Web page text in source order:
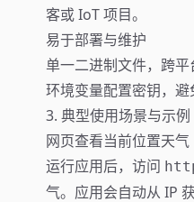
客或 IoT 项目。
易于部署与维护
单一二进制文件，跨
环境变量配置密钥，避
3. 典型使用场景与示例
网页查看当前位置天气
运行应用后，访问
气。应用会自动从 IP